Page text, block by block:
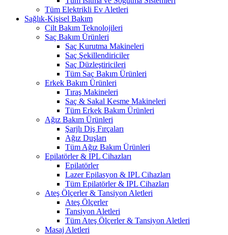
Tüm Elektrikli Ev Aletleri
Sağlık-Kişisel Bakım
Cilt Bakım Teknolojileri
Saç Bakım Ürünleri
Saç Kurutma Makineleri
Saç Şekillendiriciler
Saç Düzleştiricileri
Tüm Saç Bakım Ürünleri
Erkek Bakım Ürünleri
Tıraş Makineleri
Saç & Sakal Kesme Makineleri
Tüm Erkek Bakım Ürünleri
Ağız Bakım Ürünleri
Şarjlı Diş Fırçaları
Ağız Duşları
Tüm Ağız Bakım Ürünleri
Epilatörler & IPL Cihazları
Epilatörler
Lazer Epilasyon & IPL Cihazları
Tüm Epilatörler & IPL Cihazları
Ateş Ölçerler & Tansiyon Aletleri
Ateş Ölçerler
Tansiyon Aletleri
Tüm Ateş Ölçerler & Tansiyon Aletleri
Masaj Aletleri